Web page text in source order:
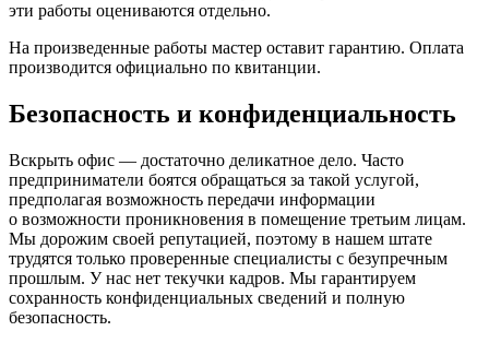
эти работы оцениваются отдельно.
На произведенные работы мастер оставит гарантию. Оплата
производится официально по квитанции.
Безопасность и конфиденциальность
Вскрыть офис — достаточно деликатное дело. Часто
предприниматели боятся обращаться за такой услугой,
предполагая возможность передачи информации
о возможности проникновения в помещение третьим лицам.
Мы дорожим своей репутацией, поэтому в нашем штате
трудятся только проверенные специалисты с безупречным
прошлым. У нас нет текучки кадров. Мы гарантируем
сохранность конфиденциальных сведений и полную
безопасность.